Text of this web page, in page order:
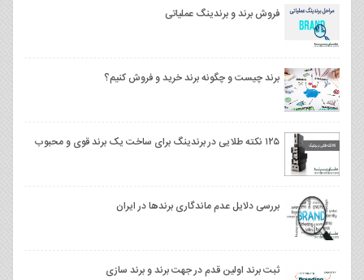
فروش برند و برندینگ عملیاتی
برند چیست و چگونه برند خرید و فروش کنیم؟
۱۲۵ نکته طلایی در برندینگ برای ساخت یک برند قوی و محبوب
بررسی دلایل عدم ماندگاری برندها در ایران
ثبت برند اولین قدم در جهت برند و برند سازی